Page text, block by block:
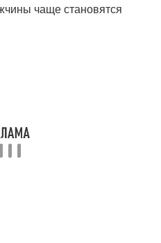
чаще становятся